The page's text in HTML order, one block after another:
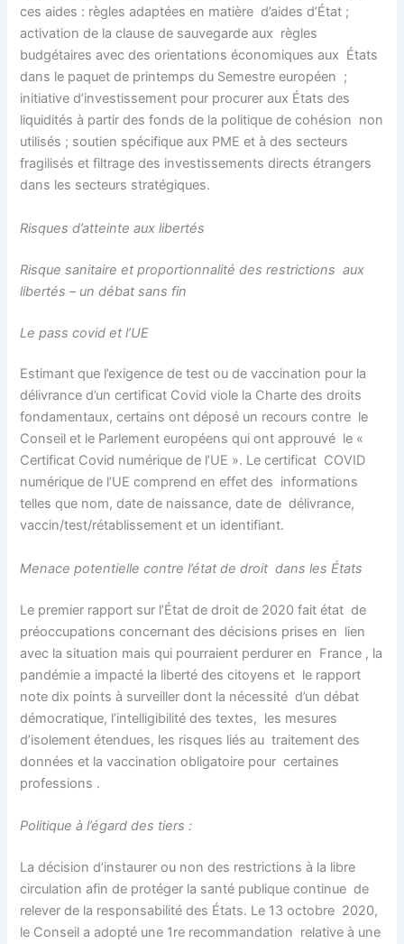
ces aides : règles adaptées en matière d’aides d’État ;
activation de la clause de sauvegarde aux règles
budgétaires avec des orientations économiques aux États
dans le paquet de printemps du Semestre européen ;
initiative d’investissement pour procurer aux États des
liquidités à partir des fonds de la politique de cohésion non
utilisés ; soutien spécifique aux PME et à des secteurs
fragilisés et filtrage des investissements directs étrangers
dans les secteurs stratégiques.
Risques d’atteinte aux libertés
Risque sanitaire et proportionnalité des restrictions aux
libertés – un débat sans fin
Le pass covid et l’UE
Estimant que l’exigence de test ou de vaccination pour la
délivrance d’un certificat Covid viole la Charte des droits
fondamentaux, certains ont déposé un recours contre le
Conseil et le Parlement européens qui ont approuvé le «
Certificat Covid numérique de l’UE ». Le certificat COVID
numérique de l’UE comprend en effet des informations
telles que nom, date de naissance, date de délivrance,
vaccin/test/rétablissement et un identifiant.
Menace potentielle contre l’état de droit dans les États
Le premier rapport sur l’État de droit de 2020 fait état de
préoccupations concernant des décisions prises en lien
avec la situation mais qui pourraient perdurer en France , la
pandémie a impacté la liberté des citoyens et le rapport
note dix points à surveiller dont la nécessité d’un débat
démocratique, l’intelligibilité des textes, les mesures
d’isolement étendues, les risques liés au traitement des
données et la vaccination obligatoire pour certaines
professions .
Politique à l’égard des tiers :
La décision d’instaurer ou non des restrictions à la libre
circulation afin de protéger la santé publique continue de
relever de la responsabilité des États. Le 13 octobre 2020,
le Conseil a adopté une 1re recommandation relative à une